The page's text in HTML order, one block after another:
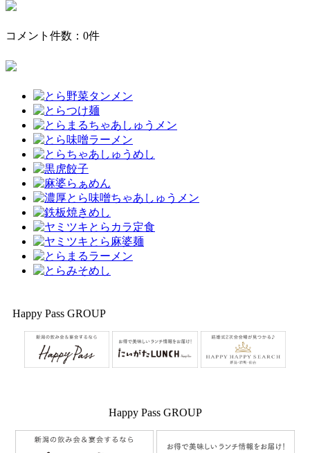
コメント件数：0件
Happy Pass GROUP
Happy Pass GROUP